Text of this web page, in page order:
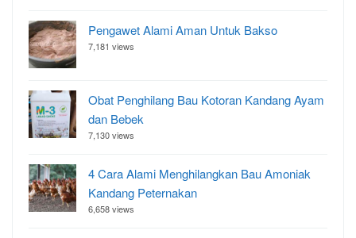
Pengawet Alami Aman Untuk Bakso
7,181 views
Obat Penghilang Bau Kotoran Kandang Ayam
dan Bebek
7,130 views
4 Cara Alami Menghilangkan Bau Amoniak
Kandang Peternakan
6,658 views